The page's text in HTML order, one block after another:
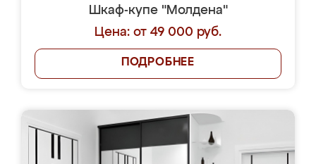
Шкаф-купе "Молдена"
Цена: от 49 000 руб.
ПОДРОБНЕЕ